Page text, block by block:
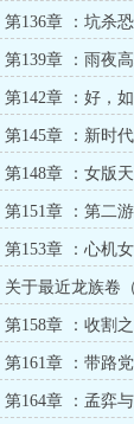
第136章 ：坑杀
第139章 ：雨夜
第142章 ：好，
第145章 ：新时
第148章 ：女版
第151章 ：第二
第153章 ：心机
机缘
关于最近龙族卷
第158章 ：收割
第161章 ：带路
第164章 ：孟弈